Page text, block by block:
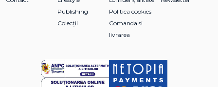
Publishing
Colecții
Politica cookies
Comanda si
livrarea